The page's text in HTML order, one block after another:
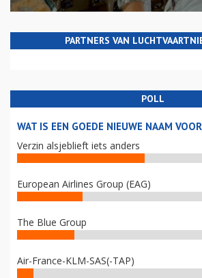
PARTNERS VAN
POLL
WAT IS EEN GOEDE NIEUWE NAAM
Verzin alsjeblieft iets anders
European Airlines Group (EAG)
The Blue Group
Air-France-KLM-SAS(-TAP)